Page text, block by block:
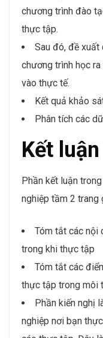
chương trình đào
thực tập.
Sau đó, đề
chương trình học
vào thực tế.
Kết quả khảo
Phân tích các
Kết
Phần kết luận
nghiệp tầm 2 trang
Tóm tắt các nội
trong khi thực tập
Tóm tắt các
thực tập trong môi
Phần kiến nghị
nghiệp nơi bạn